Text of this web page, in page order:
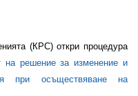
(КРС) откри процедура
на решение за изменение и
при осъществяване на